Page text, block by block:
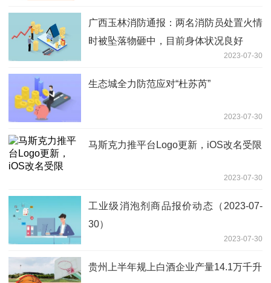
广西玉林消防通报：两名消防员处置火情
时被坠落物砸中，目前身体状况良好
2023-07-30
生态城全力防范应对“杜苏芮”
2023-07-30
马斯克力推平台Logo更新，iOS改名受限
2023-07-30
工业级消泡剂商品报价动态（2023-07-
30）
2023-07-30
贵州上半年规上白酒企业产量14.1万千升